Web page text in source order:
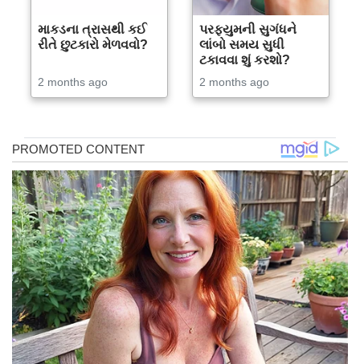
માકડના ત્રાસથી કઈ
રીતે છુટકારો મેળવવો?
2 months ago
પરફ્યુમની સુગંધને
લાંબો સમય સુધી
ટકાવવા શું કરશો?
2 months ago